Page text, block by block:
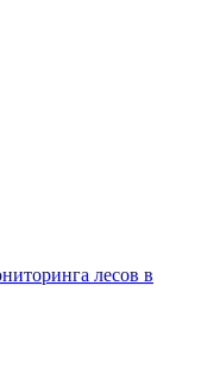
лесов в